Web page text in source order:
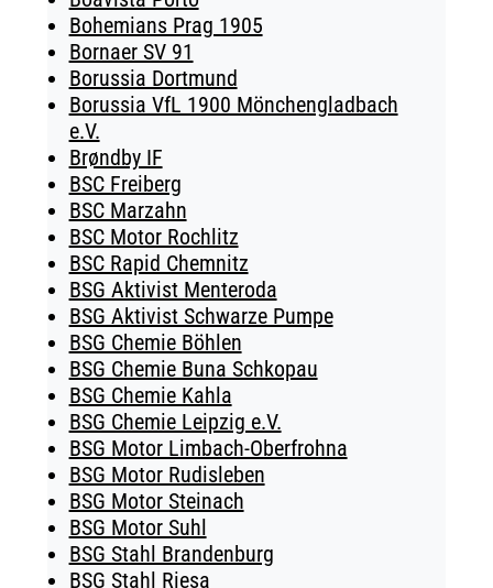
Bohemians Prag 1905
Bornaer SV 91
Borussia Dortmund
Borussia VfL 1900 Mönchengladbach
e.V.
Brøndby IF
BSC Freiberg
BSC Marzahn
BSC Motor Rochlitz
BSC Rapid Chemnitz
BSG Aktivist Menteroda
BSG Aktivist Schwarze Pumpe
BSG Chemie Böhlen
BSG Chemie Buna Schkopau
BSG Chemie Kahla
BSG Chemie Leipzig e.V.
BSG Motor Limbach-Oberfrohna
BSG Motor Rudisleben
BSG Motor Steinach
BSG Motor Suhl
BSG Stahl Brandenburg
BSG Stahl Riesa